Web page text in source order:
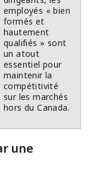
employés « bien
formés et
hautement
qualifiés » sont
un atout
essentiel pour
maintenir la
compétitivité
sur les marchés
hors du Canada.
une